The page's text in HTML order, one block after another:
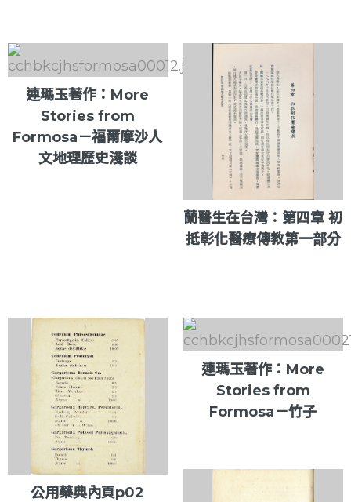
連瑪玉著作：More
Stories from
Formosa－福爾摩沙人
文地理歷史淺談
蘭醫生在台灣：第四章 初
抵彰化醫療傳教第一部分
公用藥典內頁p02
連瑪玉著作：More
Stories from
Formosa－竹子